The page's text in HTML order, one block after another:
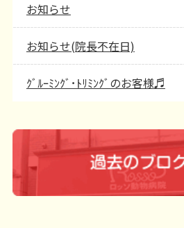
お知らせ
お知らせ(院長不在日)
ｸﾞﾙｰﾐﾝｸﾞ･ﾄﾘﾐﾝｸﾞのお客様♬